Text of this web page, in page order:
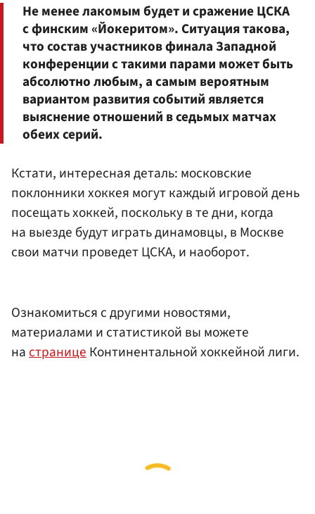
Не менее лакомым будет и сражение ЦСКА
с финским «Йокеритом». Ситуация такова,
что состав участников финала Западной
конференции с такими парами может быть
абсолютно любым, а самым вероятным
вариантом развития событий является
выяснение отношений в седьмых матчах
обеих серий.
Кстати, интересная деталь: московские
поклонники хоккея могут каждый игровой день
посещать хоккей, поскольку в те дни, когда
на выезде будут играть динамовцы, в Москве
свои матчи проведет ЦСКА, и наоборот.
Ознакомиться с другими новостями,
материалами и статистикой вы можете
настраницеКонтинентальной хоккейной лиги.